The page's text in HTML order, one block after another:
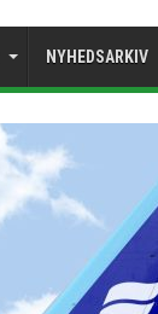
NYHEDSARKIV